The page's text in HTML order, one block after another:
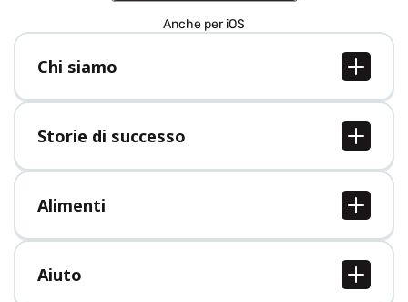
Anche per iOS
Chi siamo
Chi siamo
Lavori
Stampa
Storie di successo
Tutte le storie di successo
Alimenti
Tutti i cibi
Aiuto